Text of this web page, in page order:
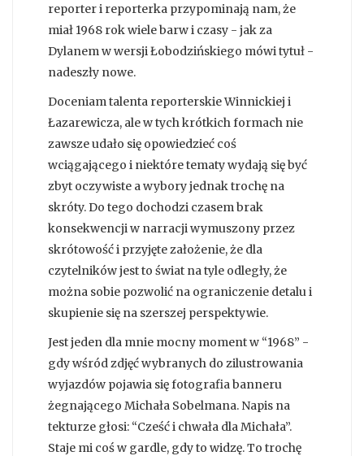
reporter i reporterka przypominają nam, że
miał 1968 rok wiele barw i czasy - jak za
Dylanem w wersji Łobodzińskiego mówi tytuł -
nadeszły nowe.
Doceniam talenta reporterskie Winnickiej i
Łazarewicza, ale w tych krótkich formach nie
zawsze udało się opowiedzieć coś
wciągającego i niektóre tematy wydają się być
zbyt oczywiste a wybory jednak trochę na
skróty. Do tego dochodzi czasem brak
konsekwencji w narracji wymuszony przez
skrótowość i przyjęte założenie, że dla
czytelników jest to świat na tyle odległy, że
można sobie pozwolić na ograniczenie detalu i
skupienie się na szerszej perspektywie.
Jest jeden dla mnie mocny moment w “1968” -
gdy wśród zdjęć wybranych do zilustrowania
wyjazdów pojawia się fotografia banneru
żegnającego Michała Sobelmana. Napis na
tekturze głosi: “Cześć i chwała dla Michała”.
Staje mi coś w gardle, gdy to widzę. To trochę